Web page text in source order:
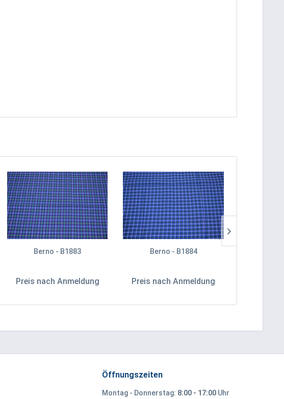
Berno - B1883
Preis nach Anmeldung
Berno - B1884
Preis nach Anmeldung
Öffnungszeiten
Montag - Donnerstag: 8:00 - 17:00 Uhr